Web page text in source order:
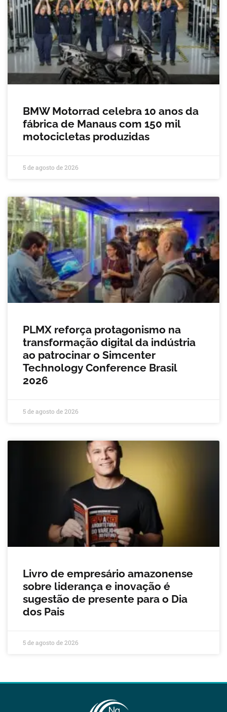
BMW Motorrad celebra 10 anos da
fábrica de Manaus com 150 mil
motocicletas produzidas
5 de agosto de 2026
PLMX reforça protagonismo na
transformação digital da indústria
ao patrocinar o Simcenter
Technology Conference Brasil
2026
5 de agosto de 2026
Livro de empresário amazonense
sobre liderança e inovação é
sugestão de presente para o Dia
dos Pais
5 de agosto de 2026